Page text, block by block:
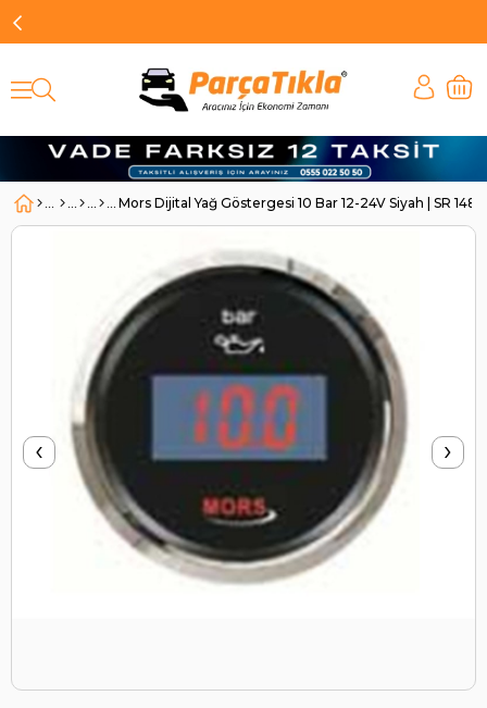
Mors Dijital Yağ Göstergesi 10 Bar 12-24V Siyah | SR
‹ ›